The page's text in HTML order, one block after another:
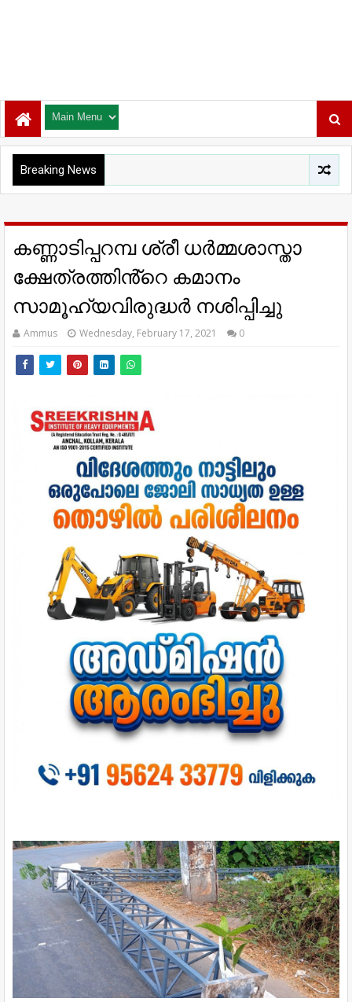
Breaking News
കണ്ണാടിപ്പറമ്പ ശ്രീ ധർമ്മശാസ്താ
ക്ഷേത്രത്തിൻ്റെ കമാനം
സാമൂഹ്യവിരുദ്ധർ നശിപ്പിച്ചു
Ammus Wednesday, February 17, 2021 0